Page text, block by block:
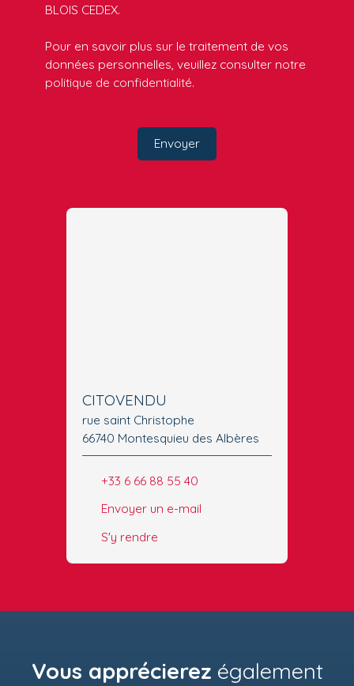
BLOIS CEDEX.
Pour en savoir plus sur le traitement de vos
données personnelles, veuillez consulter notre
politique de confidentialité.
Envoyer
CITOVENDU
rue saint Christophe
66740 Montesquieu des Albères
+33 6 66 88 55 40
Envoyer un e-mail
S'y rendre
Vous apprécierez également